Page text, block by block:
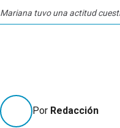
Mariana tuvo una actitud
Por Redacción